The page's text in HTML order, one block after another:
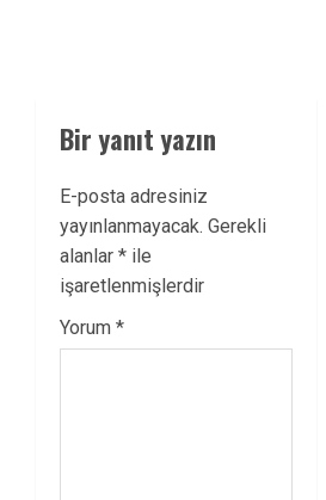
Bir yanıt yazın
E-posta adresiniz
yayınlanmayacak. Gerekli
alanlar * ile
işaretlenmişlerdir
Yorum *